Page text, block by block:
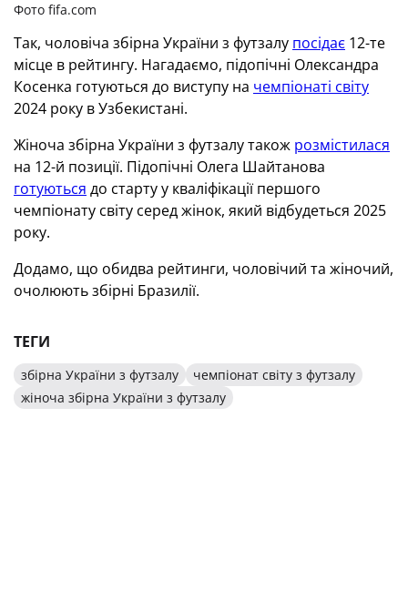
Фото fifa.com
Так, чоловіча збірна України з футзалу посідає 12-те
місце в рейтингу. Нагадаємо, підопічні Олександра
Косенка готуються до виступу на чемпіонаті світу
2024 року в Узбекистані.
Жіноча збірна України з футзалу також розмістилася
на 12-й позиції. Підопічні Олега Шайтанова
готуються до старту у кваліфікації першого
чемпіонату світу серед жінок, який відбудеться 2025
року.
Додамо, що обидва рейтинги, чоловічий та жіночий,
очолюють збірні Бразилії.
ТЕГИ
збірна України з футзалу
чемпіонат світу з футзалу
жіноча збірна України з футзалу